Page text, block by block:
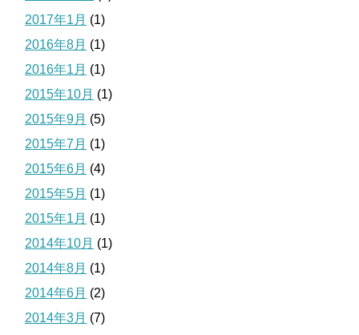
2017年1月 (1)
2016年8月 (1)
2016年1月 (1)
2015年10月 (1)
2015年9月 (5)
2015年7月 (1)
2015年6月 (4)
2015年5月 (1)
2015年1月 (1)
2014年10月 (1)
2014年8月 (1)
2014年6月 (2)
2014年3月 (7)